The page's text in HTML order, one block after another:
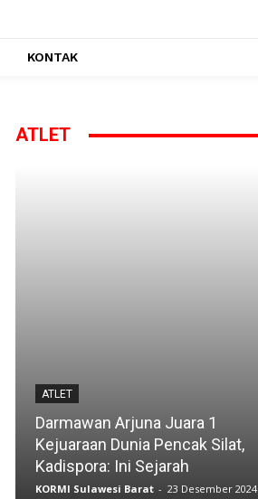
KONTAK
ATLET
ATLET
Darmawan Arjuna Juara 1
Kejuaraan Dunia Pencak Silat,
Kadispora: Ini Sejarah
KORMI Sulawesi Barat - 23 Desember 2024